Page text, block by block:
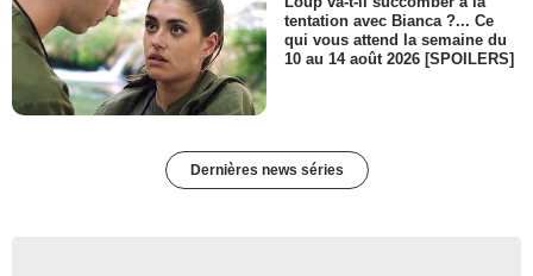
tentation avec Bianca ?... Ce
qui vous attend la semaine du
10 au 14 août 2026 [SPOILERS]
Dernières news séries